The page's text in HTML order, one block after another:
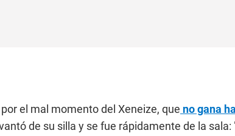
el mal momento del Xeneize, que no gana
de su silla y se fue rápidamente de la